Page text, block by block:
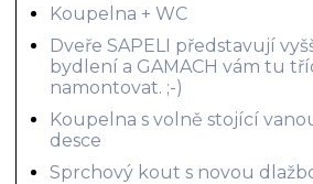
Koupelna + WC
Dveře SAPELI představují
bydlení a GAMACH vám tu
namontovat. ;-)
Koupelna s volně stojící
desce
Sprchový kout s novou